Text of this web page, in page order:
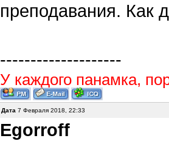
преподавания. Как
--------------------
У каждого панамка,
Дата 7 Февраля 2018, 22:33
Egorroff